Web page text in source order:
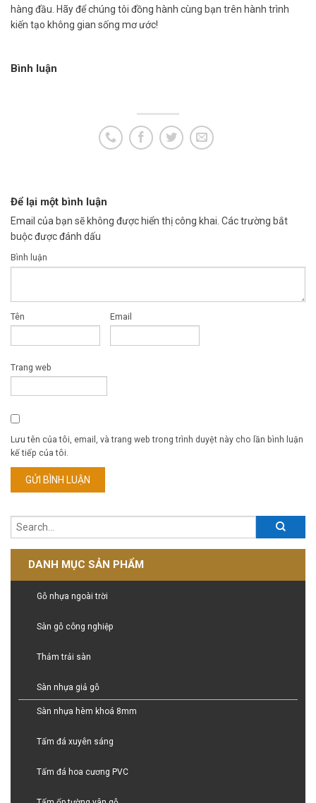
hàng đầu. Hãy để chúng tôi đồng hành cùng bạn trên hành trình
kiến tạo không gian sống mơ ước!
Bình luận
Để lại một bình luận
Email của bạn sẽ không được hiển thị công khai. Các trường bắt
buộc được đánh dấu
Bình luận
Tên Email
Trang web
Lưu tên của tôi, email, và trang web trong trình duyệt này cho lần bình luận
kế tiếp của tôi.
DANH MỤC SẢN PHẨM
Gỗ nhựa ngoài trời
Sàn gỗ công nghiệp
Thảm trải sàn
Sàn nhựa giả gỗ
Sàn nhựa hèm khoá 8mm
Tấm đá xuyên sáng
Tấm đá hoa cương PVC